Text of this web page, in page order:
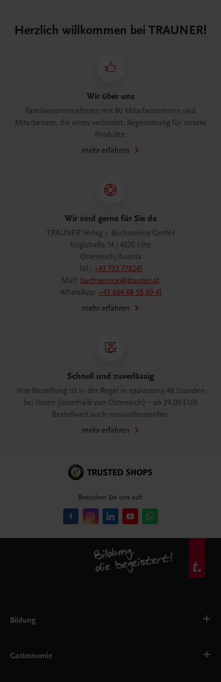
Herzlich willkommen bei TRAUNER!
Wir über uns
Familienunternehmen mit 80 Mitarbeiterinnen und
Mitarbeitern, die eines verbindet: Begeisterung für unsere
Produkte.
mehr erfahren
Wir sind gerne für Sie da
TRAUNER Verlag + Buchservice GmbH
Köglstraße 14 | 4020 Linz
Österreich/Austria
Tel.: +43 732 778241
Mail: buchservice@trauner.at
WhatsApp: +43 664 88 58 69 41
mehr erfahren
Schnell und zuverlässig
Ihre Bestellung ist in der Regel in spätestens 48 Stunden
bei Ihnen (innerhalb von Österreich) – ab 29,00 EUR
Bestellwert auch versandkostenfrei.
mehr erfahren
Besuchen Sie uns auf:
Bildung
Ernährung
Gastronomie